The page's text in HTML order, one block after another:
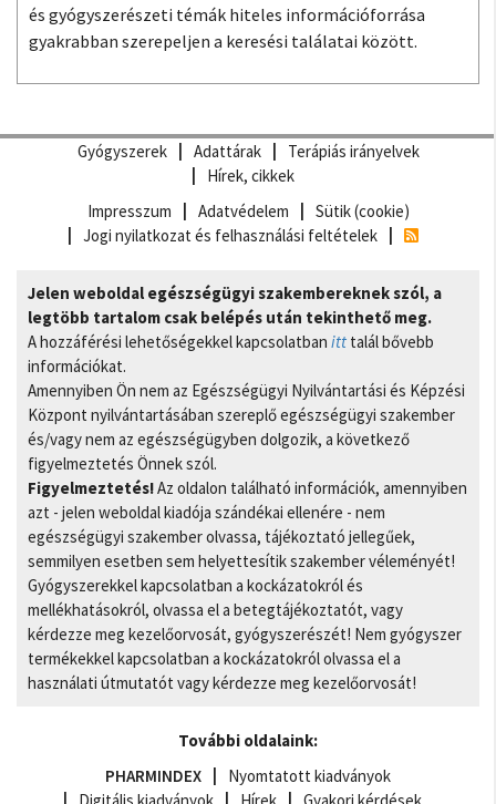
és gyógyszerészeti témák hiteles információforrása
gyakrabban szerepeljen a keresési találatai között.
Gyógyszerek Adattárak
Terápiás irányelvek
Hírek, cikkek
Impresszum
Adatvédelem
Sütik (cookie)
Jogi nyilatkozat és felhasználási feltételek
Jelen weboldal egészségügyi szakembereknek szól, a
legtöbb tartalom csak belépés után tekinthető meg.
A hozzáférési lehetőségekkel kapcsolatban itt talál bővebb
információkat.
Amennyiben Ön nem az Egészségügyi Nyilvántartási és Képzési
Központ nyilvántartásában szereplő egészségügyi szakember
és/vagy nem az egészségügyben dolgozik, a következő
figyelmeztetés Önnek szól.
Figyelmeztetés!Az oldalon található információk, amennyiben
azt - jelen weboldal kiadója szándékai ellenére - nem
egészségügyi szakember olvassa, tájékoztató jellegűek,
semmilyen esetben sem helyettesítik szakember véleményét!
Gyógyszerekkel kapcsolatban a kockázatokról és
mellékhatásokról, olvassa el a betegtájékoztatót, vagy
kérdezze meg kezelőorvosát, gyógyszerészét! Nem gyógyszer
termékekkel kapcsolatban a kockázatokról olvassa el a
használati útmutatót vagy kérdezze meg kezelőorvosát!
További oldalaink:
PHARMINDEX
Nyomtatott kiadványok